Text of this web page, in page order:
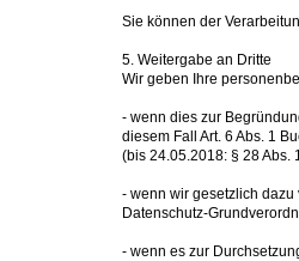
Sie können der
5. Weitergabe an Dritte
Wir geben Ihre
- wenn dies zur
diesem Fall Art. 6 Abs. 1
(bis 24.05.2018: § 28 Abs.
- wenn wir gesetzlich dazu
Datenschutz-
- wenn es zur